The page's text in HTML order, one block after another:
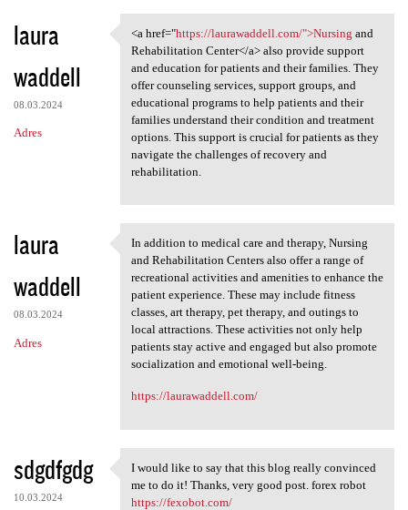
laura
waddell
08.03.2024
Adres
<a href="https://laurawaddell
<a href="https://laurawaddell.com/">Nursing and
Rehabilitation Center</a> also provide support
and education for patients and their families. They
offer counseling services, support groups, and
educational programs to help patients and their
families understand their condition and treatment
options. This support is crucial for patients as they
navigate the challenges of recovery and
rehabilitation.
laura
waddell
08.03.2024
Adres
In addition to medical care
In addition to medical care and therapy, Nursing
and Rehabilitation Centers also offer a range of
recreational activities and amenities to enhance the
patient experience. These may include fitness
classes, art therapy, pet therapy, and outings to
local attractions. These activities not only help
patients stay active and engaged but also promote
socialization and emotional well-being.
https://laurawaddell.com/
sdgdfgdg
10.03.2024
I would like to say that this
I would like to say that this blog really convinced
me to do it! Thanks, very good post. forex robot
https://fexobot.com/